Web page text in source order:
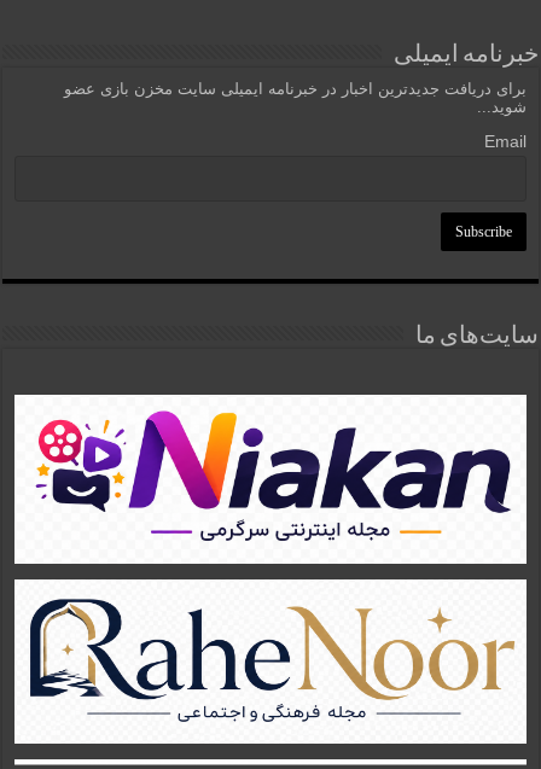
خبرنامه ایمیلی
برای دریافت جدیدترین اخبار در خبرنامه ایمیلی سایت مخزن بازی عضو
شوید...
Email
سایت‌های ما